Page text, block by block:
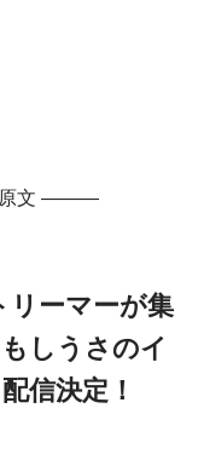
原文 ———
リーマーが集
しうさのイ
信決定！